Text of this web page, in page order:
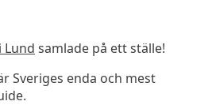
Lund samlade på ett ställe!
Sveriges enda och mest